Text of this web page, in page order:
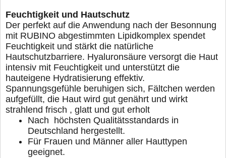
Feuchtigkeit und Hautschutz
Der perfekt auf die Anwendung nach der Besonnung
mit RUBINO abgestimmten Lipidkomplex spendet
Feuchtigkeit und stärkt die natürliche
Hautschutzbarriere. Hyaluronsäure versorgt die Haut
intensiv mit Feuchtigkeit und unterstützt die
hauteigene Hydratisierung effektiv.
Spannungsgefühle beruhigen sich, Fältchen werden
aufgefüllt, die Haut wird gut genährt und wirkt
strahlend frisch , glatt und gut erholt
Nach höchsten Qualitätsstandards in
Deutschland hergestellt.
Für Frauen und Männer aller Hauttypen
geeignet.